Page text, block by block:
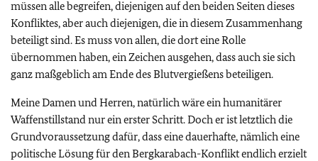
müssen alle begreifen, diejenigen auf den beiden Seiten dieses
Konfliktes, aber auch diejenigen, die in diesem Zusammenhang
beteiligt sind. Es muss von allen, die dort eine Rolle
übernommen haben, ein Zeichen ausgehen, dass auch sie sich
ganz maßgeblich am Ende des Blutvergießens beteiligen.
Meine Damen und Herren, natürlich wäre ein humanitärer
Waffenstillstand nur ein erster Schritt. Doch er ist letztlich die
Grundvoraussetzung dafür, dass eine dauerhafte, nämlich eine
politische Lösung für den Bergkarabach-Konflikt endlich erzielt